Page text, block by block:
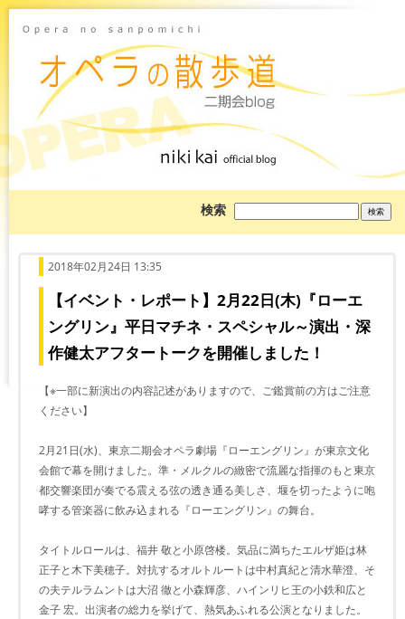
検索
を
2018年02月24日 13:35
【イベント・レポート】2月22日(木)『ローエ
ングリン』平日マチネ・スペシャル～演出・深
作健太アフタートークを開催しました！
【※一部に新演出の内容記述がありますので、ご鑑賞前の方はご注意
ください】
2月21日(水)、東京二期会オペラ劇場『ローエングリン』が東京文化
会館で幕を開けました。準・メルクルの緻密で流麗な指揮のもと東京
都交響楽団が奏でる震える弦の透き通る美しさ、堰を切ったように咆
哮する管楽器に飲み込まれる『ローエングリン』の舞台。
タイトルロールは、福井 敬と小原啓楼。気品に満ちたエルザ姫は林
正子と木下美穂子。対抗するオルトルートは中村真紀と清水華澄、そ
の夫テルラムントは大沼 徹と小森輝彦、ハインリヒ王の小鉄和広と
金子 宏。出演者の総力を挙げて、熱気あふれる公演となりました。